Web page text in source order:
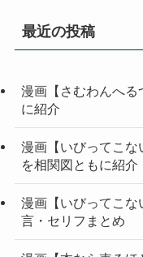
最近の投稿
漫画【さむわんへる
に紹介
漫画【いびってこな
を相関図ともに紹介
漫画【いびってこな
言・セリフまとめ